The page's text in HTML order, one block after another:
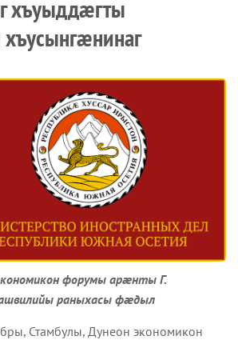
хъуыддæгты
форумы арæнты Г.
раныхасы фæдыл
Стамбулы, Дунеон экономикон